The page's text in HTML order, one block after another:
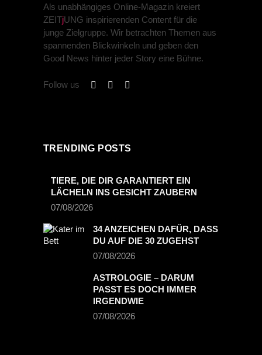
Als unabhängiges Online-Magazin kreiert
ZEITjUNG inspirierenden Content für die
junge Zielgruppe. Wir betrachten Themen aus
spannenden Blickwinkeln und geben den
Good News hinter jeder Story eine Bühne.
Follow us
TRENDING POSTS
TIERE, DIE DIR GARANTIERT EIN
LÄCHELN INS GESICHT ZAUBERN
07/08/2026
34 ANZEICHEN DAFÜR, DASS
DU AUF DIE 30 ZUGEHST
07/08/2026
ASTROLOGIE – DARUM
PASST ES DOCH IMMER
IRGENDWIE
07/08/2026